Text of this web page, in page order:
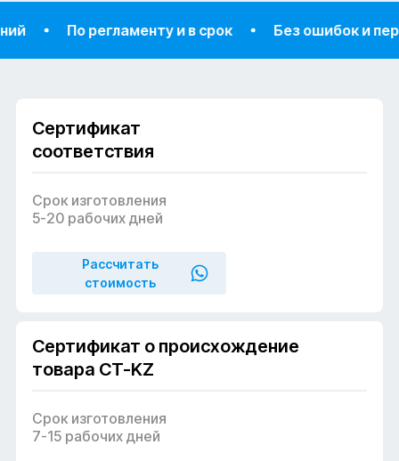
По регламенту и в срок Без ошибок и пересдачи
Срок изготовления
7-15 рабочих дней
Сертификат
соответствия
Срок изготовления
5-20 рабочих дней
Сертификат о происхождение
товара CT-KZ
Рассчитать
стоимость